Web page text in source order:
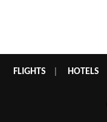
FLIGHTS HOTELS